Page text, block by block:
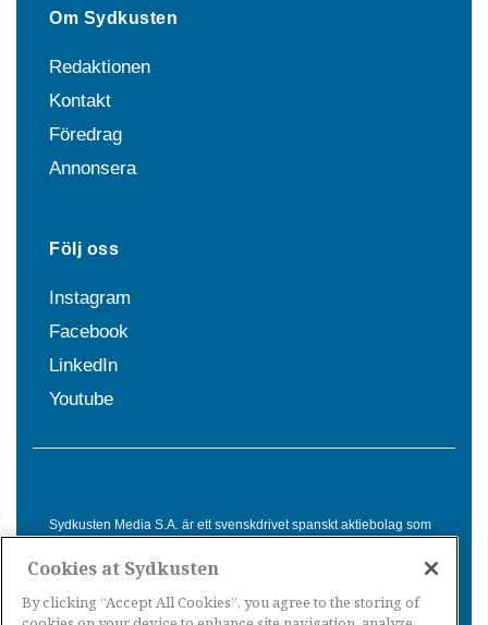
Om Sydkusten
Redaktionen
Kontakt
Föredrag
Annonsera
Följ oss
Instagram
Facebook
LinkedIn
Youtube
Sydkusten Media S.A. är ett svenskdrivet spanskt aktiebolag som
Spanien. Genom nyhetsbevakning av hela Spanien, med bas på
informationsförmedling för svenskar i Spanien.
Cookies at Sydkusten
By clicking “Accept All Cookies”, you agree to the storing of